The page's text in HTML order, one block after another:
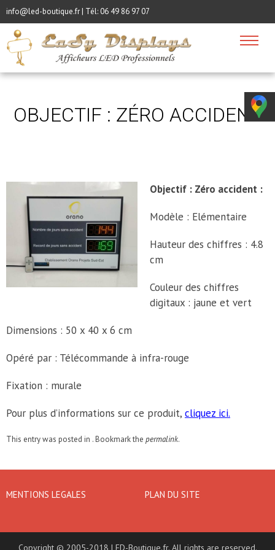
info@led-boutique.fr | Tél: 06 49 86 97 07
OBJECTIF : ZÉRO ACCIDENT
Objectif : Zéro accident :
Modèle : Elémentaire
Hauteur des chiffres : 4.8
cm
Couleur des chiffres
digitaux : jaune et vert
Dimensions : 50 x 40 x 6 cm
Opéré par : Télécommande à infra-rouge
Fixation : murale
Pour plus d’informations sur ce produit, cliquez ici.
This entry was posted in . Bookmark the permalink.
MENTIONS LEGALES PLAN DU SITE
Copyright © 2005-2018 LED-Boutique.fr. All rights are reserved.